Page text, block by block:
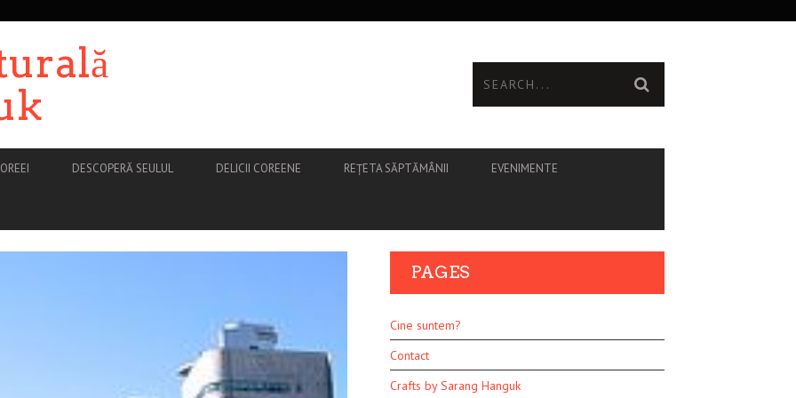
DESCOPERĂ SEULUL DELICII COREENE REȚETA SĂPTĂMÂNII EVENIMENTE
PAGES
Cine suntem?
Contact
Crafts by Sarang Hanguk